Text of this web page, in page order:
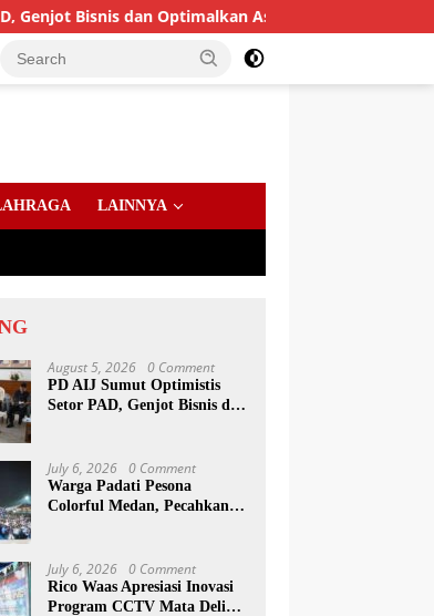
Bisnis dan Optimalkan Aset
LAINNYA
August 5, 2026 0 Comment
PD AIJ Sumut Optimistis
Setor PAD, Genjot Bisnis dan
July 6, 2026 0 Comment
Warga Padati Pesona
Colorful Medan, Pecahkan
July 6, 2026 0 Comment
Rico Waas Apresiasi Inovasi
Program CCTV Mata Deli